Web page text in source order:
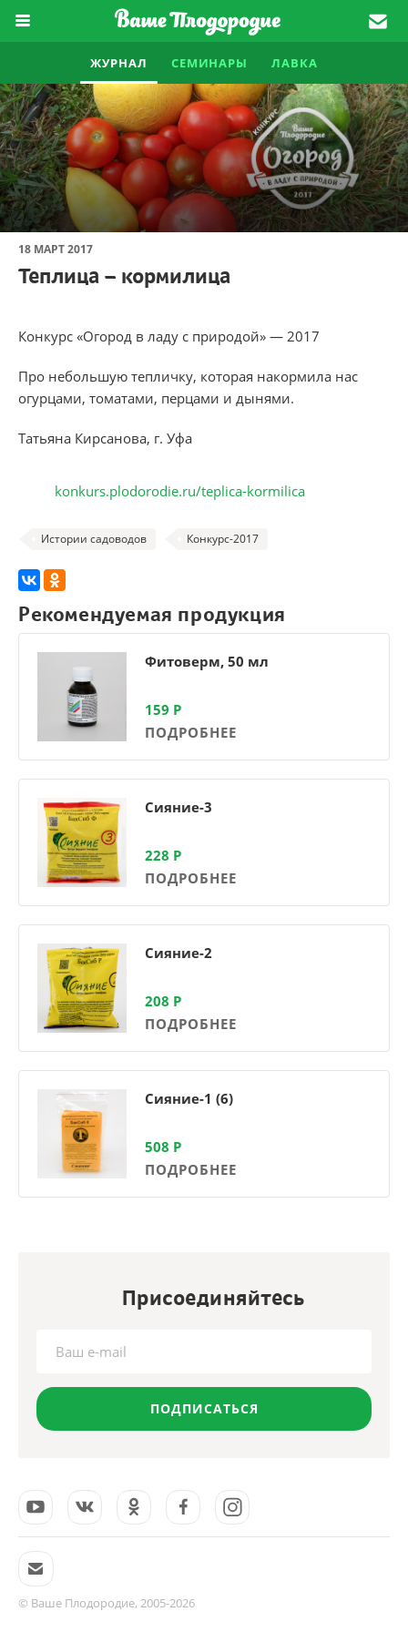
ЖУРНАЛ СЕМИНАРЫ ЛАВКА
18 МАРТ 2017
Теплица – кормилица
Конкурс «Огород в ладу с природой» — 2017
Про небольшую тепличку, которая накормила нас
огурцами, томатами, перцами и дынями.
Татьяна Кирсанова, г. Уфа
konkurs.plodorodie.ru/teplica-kormilica
Истории садоводов Конкурс-2017
Рекомендуемая продукция
Фитоверм, 50 мл
159 Р
ПОДРОБНЕЕ
Сияние-3
228 Р
ПОДРОБНЕЕ
Сияние-2
208 Р
ПОДРОБНЕЕ
Сияние-1 (6)
508 Р
ПОДРОБНЕЕ
Присоединяйтесь
ПОДПИСАТЬСЯ
© Ваше Плодородие, 2005-2026